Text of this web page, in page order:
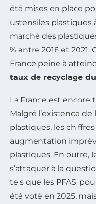
été mises en place
ustensiles plastiques
marché des
% entre 2018 et 2021.
France peine à
taux de recyclage
La France est encore
Malgré l’existence
plastiques, les
augmentation
plastiques. En outre,
s’attaquer à la
tels que les PFAS,
été voté en 2025,